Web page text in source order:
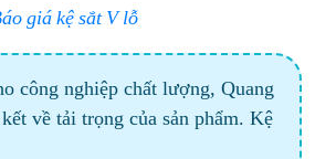
giá kệ sắt V lỗ
công nghiệp chất lượng, Quang
về tải trọng của sản phẩm. Kệ